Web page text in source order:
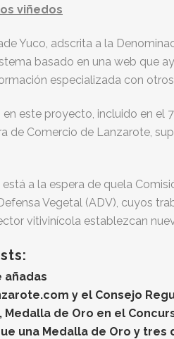
viñedos
Yuco, adscrita a la
basado en una web que
especializada con
este proyecto, incluido en el
de Comercio de Lanzarote,
a la espera de quela
Vegetal (ADV), cuyos
vitivinícola establezcan
añadas
y el Consejo
Medalla de Oro en el
una Medalla de Oro y